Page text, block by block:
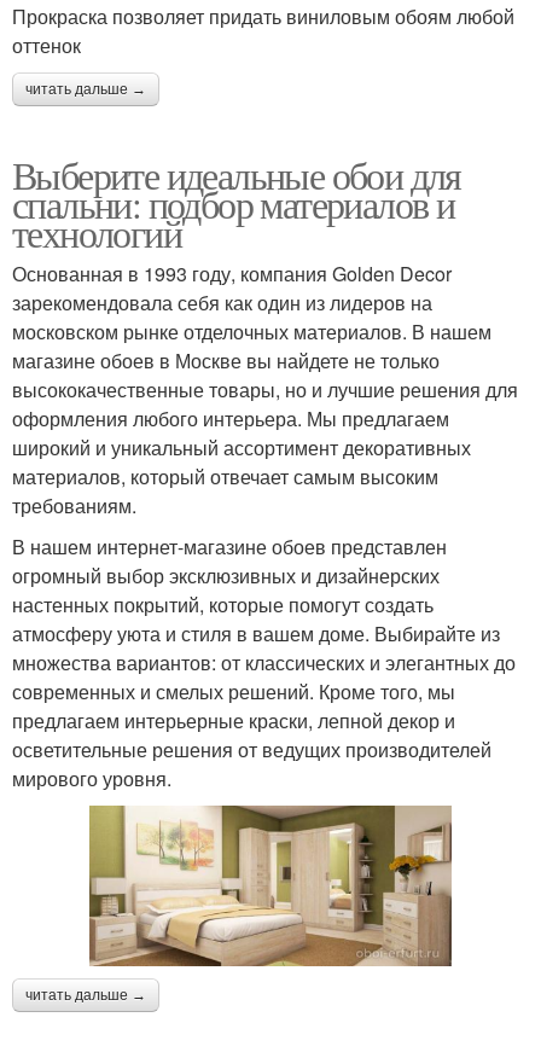
Прокраска позволяет придать виниловым обоям любой
оттенок
читать дальше →
Выберите идеальные обои для
спальни: подбор материалов и
технологий
Основанная в 1993 году, компания Golden Decor
зарекомендовала себя как один из лидеров на
московском рынке отделочных материалов. В нашем
магазине обоев в Москве вы найдете не только
высококачественные товары, но и лучшие решения для
оформления любого интерьера. Мы предлагаем
широкий и уникальный ассортимент декоративных
материалов, который отвечает самым высоким
требованиям.
В нашем интернет-магазине обоев представлен
огромный выбор эксклюзивных и дизайнерских
настенных покрытий, которые помогут создать
атмосферу уюта и стиля в вашем доме. Выбирайте из
множества вариантов: от классических и элегантных до
современных и смелых решений. Кроме того, мы
предлагаем интерьерные краски, лепной декор и
осветительные решения от ведущих производителей
мирового уровня.
читать дальше →